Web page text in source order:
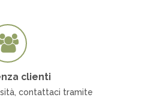
clienti
contattaci tramite